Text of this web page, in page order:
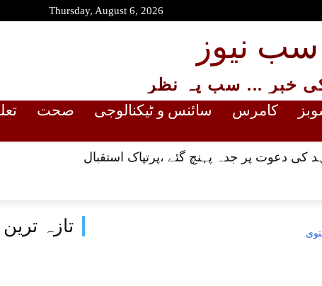
Thursday, August 6, 2026
سب نیوز
خبر ... سب پہ نظر
کامرس سائنس و ٹیکنالوجی صحت
دعوت پر جدہ پہنچ گئے ،پرتپاک استقبال
تازہ ترین